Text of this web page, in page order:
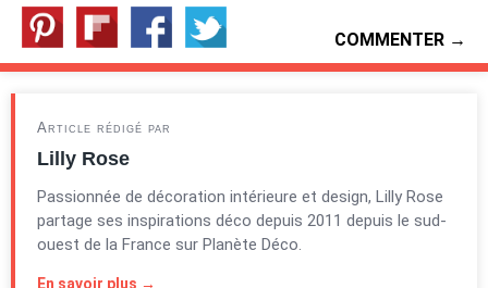
COMMENTER →
Article rédigé par
Lilly Rose
Passionnée de décoration intérieure et design, Lilly Rose
partage ses inspirations déco depuis 2011 depuis le sud-
ouest de la France sur Planète Déco.
En savoir plus →